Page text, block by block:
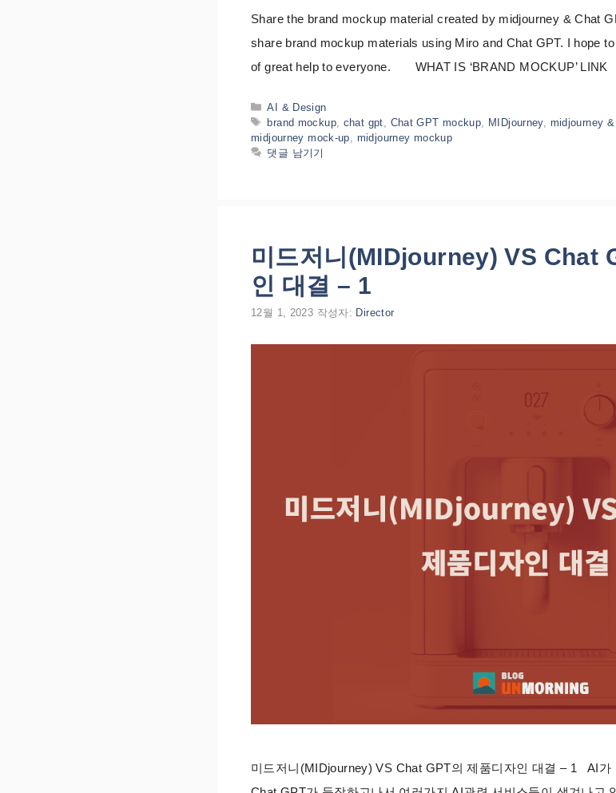
Share the brand mockup material created by midjourney & Chat
share brand mockup materials using Miro and Chat GPT. I hope
of great help to everyone. WHAT IS ‘BRAND MOCKUP’
카
테
고
리
AI & Design
태
그
brand mockup, chat gpt Chat GPT mockup MIDjourney, midjourney
midjourney mock-up
midjourney mockup
댓글 남기기
미드저니(MIDjourney) VS Chat
인 대결 – 1
12월 1, 2023 작성자: Director
미드저니(MIDjourney) VS Chat GPT의 제품디자인 대결 – 1 AI가